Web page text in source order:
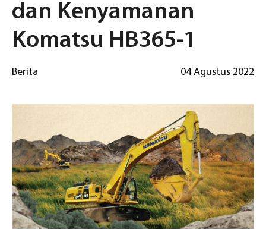
dan Kenyamanan
Komatsu HB365-1
Berita 04 Agustus 2022